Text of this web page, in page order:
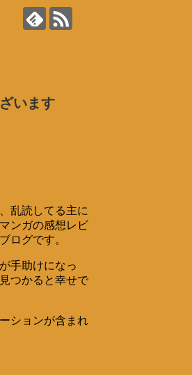
います
乱読してる主に
ンガの感想レビ
ログです。
手助けになっ
つかると幸せで
ションが含まれ